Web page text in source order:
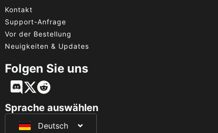
Kontakt
Support-Anfrage
Vor der Bestellung
Neuigkeiten & Updates
Folgen Sie uns
Sprache auswählen
Deutsch
English
Français
日本語